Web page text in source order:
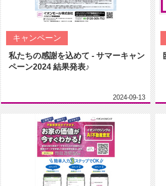
キャンペーン
私たちの感謝を込めて - サマーキャン
ペーン2024 結果発表♪
2024-09-13